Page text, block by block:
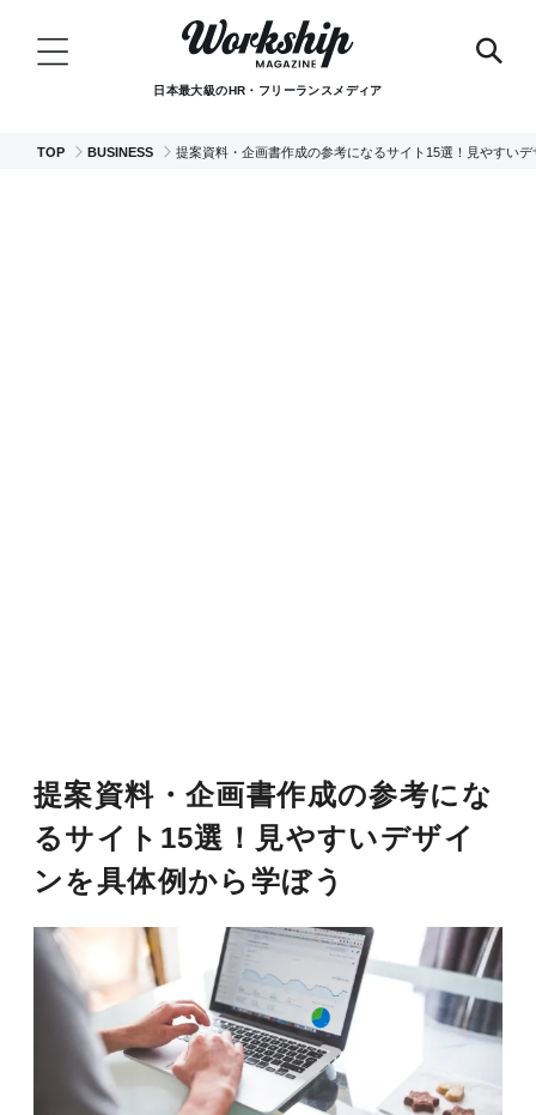
日本最大級のHR・フリーランスメディア
TOP BUSINESS 提案資料・企画書作成の参考になるサイト15選！見やすい
提案資料・企画書作成の参考にな
るサイト15選！見やすいデザイ
ンを具体例から学ぼう